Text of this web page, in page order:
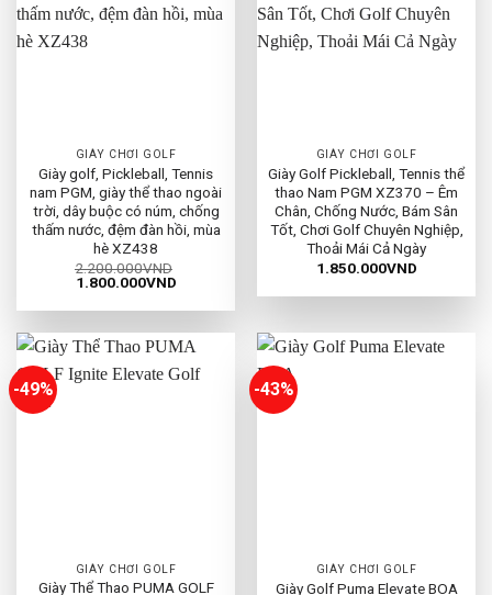
GIÀY CHƠI GOLF
Giày golf, Pickleball, Tennis
nam PGM, giày thể thao ngoài
trời, dây buộc có núm, chống
thấm nước, đệm đàn hồi, mùa
hè XZ438
2.200.000VND
Giá
là:
1.800.000VNDGiá
tại
1.800.000VND.
GIÀY CHƠI GOLF
Giày Golf Pickleball, Tennis thể
thao Nam PGM XZ370 – Êm
Chân, Chống Nước, Bám Sân
Tốt, Chơi Golf Chuyên Nghiệp,
Thoải Mái Cả Ngày
1.850.000VND
-49%
GIÀY CHƠI GOLF
Giày Thể Thao PUMA GOLF
-43%
GIÀY CHƠI GOLF
Giày Golf Puma Elevate BOA